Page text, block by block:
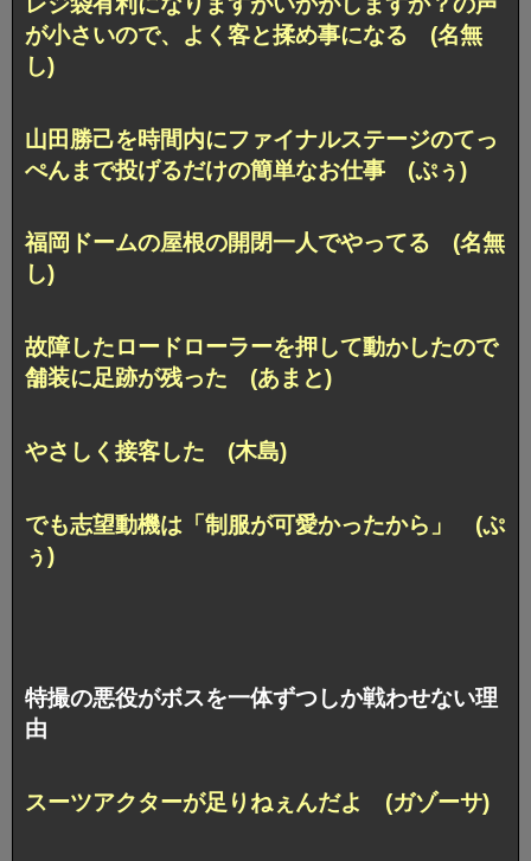
が小さいので、よく客と揉め事になる (名無
し)
山田勝己を時間内にファイナルステージのてっ
ぺんまで投げるだけの簡単なお仕事 (ぷぅ)
福岡ドームの屋根の開閉一人でやってる (名無
し)
故障したロードローラーを押して動かしたので
舗装に足跡が残った (あまと)
やさしく接客した (木島)
でも志望動機は「制服が可愛かったから」 (ぷ
ぅ)
特撮の悪役がボスを一体ずつしか戦わせない理
由
スーツアクターが足りねぇんだよ (ガゾーサ)